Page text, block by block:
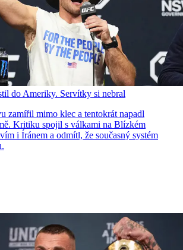
do Ameriky. Servítky si nebral
zamířil mimo klec a tentokrát napadl
Kritiku spojil s válkami na Blízkém
i Íránem a odmítl, že současný systém